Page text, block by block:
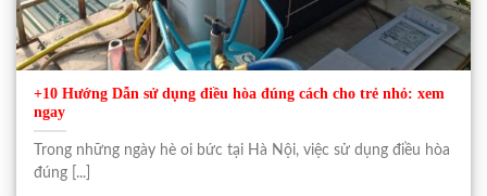
+10 Hướng Dẫn sử dụng điều hòa đúng cách cho trẻ nhỏ: xem
ngay
Trong những ngày hè oi bức tại Hà Nội, việc sử dụng điều hòa
đúng [...]